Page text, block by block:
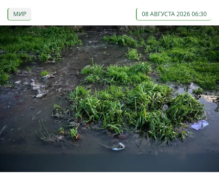
МИР 08 АВГУСТА 2026 06:30